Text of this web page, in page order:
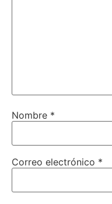
Nombre *
Correo electrónico *